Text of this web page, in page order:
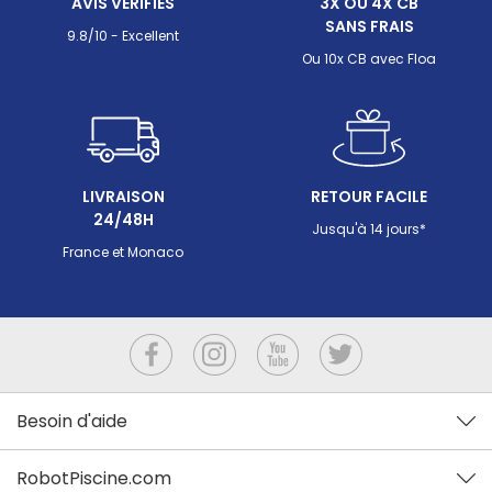
c'est
9.8/10 - Excellent
SANS FRAIS
Ou 10x CB avec Floa
LIVRAISON
24/48H
France et Monaco
RETOUR FACILE
Jusqu'à 14 jours*
Besoin d'aide
RobotPiscine.com